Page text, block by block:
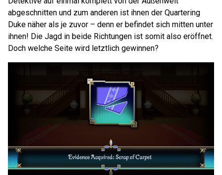
abgeschnitten und zum anderen ist ihnen der Quartering
Duke näher als je zuvor – denn er befindet sich mitten unter
ihnen! Die Jagd in beide Richtungen ist somit also eröffnet.
Doch welche Seite wird letztlich gewinnen?